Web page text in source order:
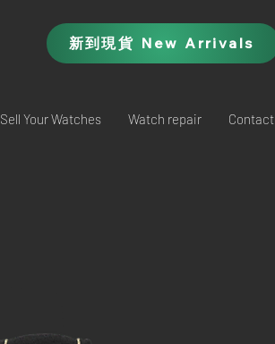
新到現貨 New Arrivals
Sell Your Watches Watch repair Contact